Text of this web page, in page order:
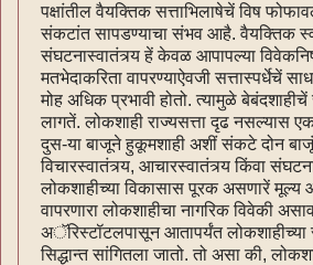
पक्षांतील वैयक्तिक सत्ताभिलाषेचें विष
संकटांत सापडण्याचा संभव आहै. वैयक्तिक
संघटनास्वातंत्र्य हें केवळ आपापल्या
मतभेदाकरिता वापरण्याऐवजी सत्तास्पर्धेचें
मोह अधिक प्रभावी होतो. त्यामुळे
लागतें. लोकशाही राज्यसत्ता दृढ नसल्यास
दुस-या बाजूने हुकूमशाही अशीं संकटे दोन
विचारस्वातंत्र्य, आचारस्वातंत्र्य किंवा
लोकशाहीच्या विकासास पूरक असणारें मूल्य
वापरणारा लोकशाहीचा नागरिक विवेकी
अॅरिस्टॉटलपासून आतापर्यंत लोकशाहीच्या
सिद्धान्त सांगितला जातो. तो असा की,